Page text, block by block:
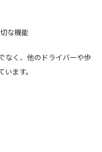
な機能
なく、他のドライバーや歩
ます。